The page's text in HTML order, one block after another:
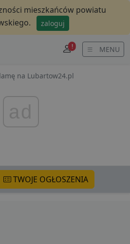
mieszkańców powiatu
zaloguj
! MENU
na Lubartow24.pl
TWOJE OGŁOSZENIA